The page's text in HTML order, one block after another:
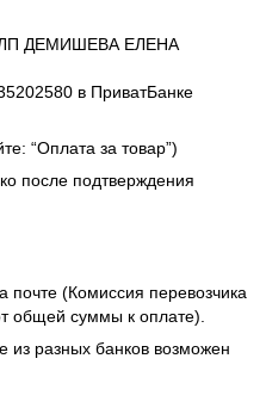
ДЕМИШЕВА ЕЛЕНА
в ПриватБанке
“Оплата за товар”)
после подтверждения
почте (Комиссия перевозчика
общей суммы к оплате).
из разных банков возможен